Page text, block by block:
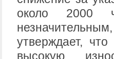
около 2000
утверждает,
высокую